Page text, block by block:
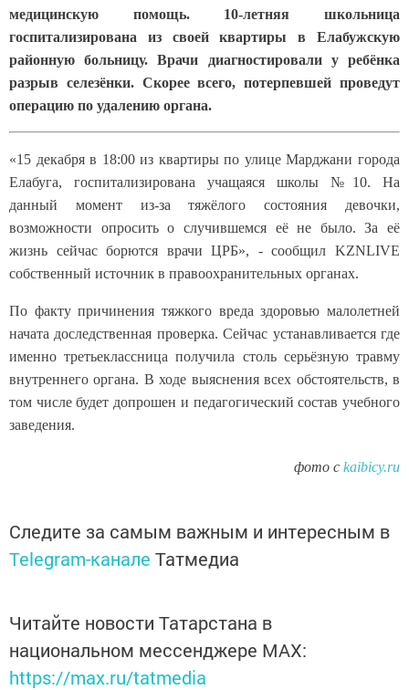
медицинскую помощь. 10-летняя школьница
госпитализирована из своей квартиры в Елабужскую
районную больницу. Врачи диагностировали у ребёнка
разрыв селезёнки. Скорее всего, потерпевшей проведут
операцию по удалению органа.
«15 декабря в 18:00 из квартиры по улице Марджани города
Елабуга, госпитализирована учащаяся школы №10. На
данный момент из-за тяжёлого состояния девочки,
возможности опросить о случившемся её не было. За её
жизнь сейчас борются врачи ЦРБ», - сообщил KZNLIVE
собственный источник в правоохранительных органах.
По факту причинения тяжкого вреда здоровью малолетней
начата доследственная проверка. Сейчас устанавливается где
именно третьеклассница получила столь серьёзную травму
внутреннего органа. В ходе выяснения всех обстоятельств, в
том числе будет допрошен и педагогический состав учебного
заведения.
фото с kaibicy.ru
Следите за самым важным и интересным в
Telegram-канале Татмедиа
Читайте новости Татарстана в
национальном мессенджере MАХ:
https://max.ru/tatmedia